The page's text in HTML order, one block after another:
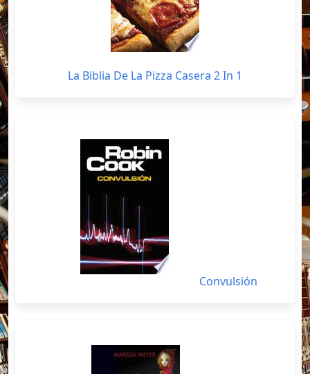
La Biblia De La Pizza Casera 2 In 1
Convulsión